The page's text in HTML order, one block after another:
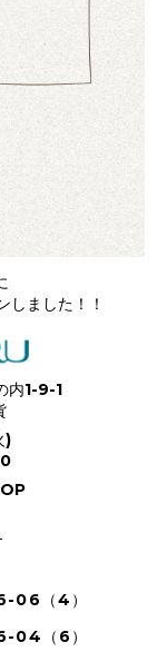
ました！！
内1-9-1
)
06（4）
04（6）